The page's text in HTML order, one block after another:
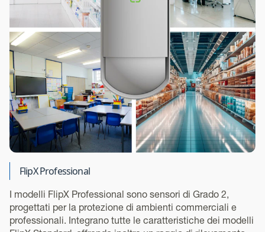
FlipX Professional
I modelli FlipX Professional sono sensori di Grado 2,
progettati per la protezione di ambienti commerciali e
professionali. Integrano tutte le caratteristiche dei modelli